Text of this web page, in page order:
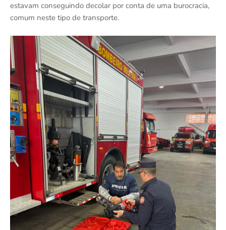
estavam conseguindo decolar por conta de uma burocracia,
comum neste tipo de transporte.